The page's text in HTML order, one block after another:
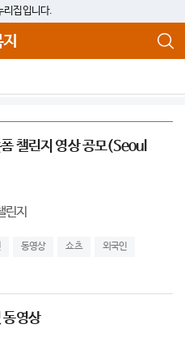
리집입니다.
챌린지 영상 공모(Seoul
린지
동영상 쇼츠 외국인
동영상